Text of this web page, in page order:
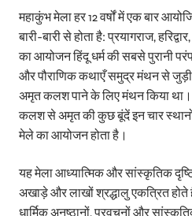
महाकुंभ मेला हर 12 वर्षों में एक बार
बारी-बारी से होता है: प्रयागराज,
का आयोजन हिंदू धर्म की सबसे पुरानी
और पौराणिक कथाएँ समुद्र मंथन से
अमृत कलश पाने के लिए मंथन किया था।
कलश से अमृत की कुछ बूंदें इन चार स्थानों
मेले का आयोजन होता है।
यह मेला आध्यात्मिक और सांस्कृतिक
अखाड़े और लाखों श्रद्धालु एकत्रित होते
धार्मिक अनुष्ठानों, प्रवचनों और